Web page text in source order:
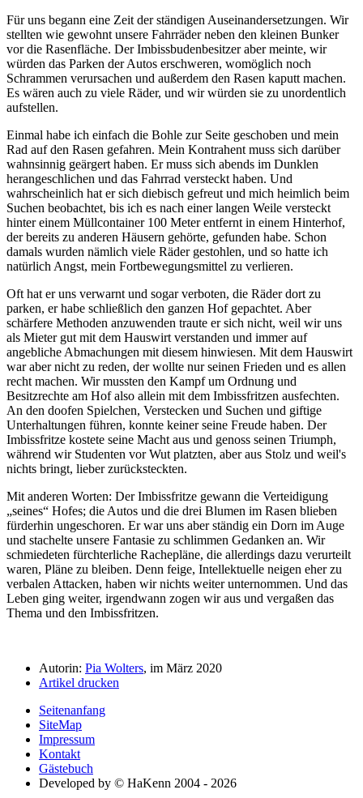
Für uns begann eine Zeit der ständigen Auseinandersetzungen. Wir
stellten wie gewohnt unsere Fahrräder neben den kleinen Bunker
vor die Rasenfläche. Der Imbissbudenbesitzer aber meinte, wir
würden das Parken der Autos erschweren, womöglich noch
Schrammen verursachen und außerdem den Rasen kaputt machen.
Es wären auch zu viele Räder, und wir würden sie zu unordentlich
aufstellen.
Einmal habe ich einfach die Bohle zur Seite geschoben und mein
Rad auf den Rasen gefahren. Mein Kontrahent muss sich darüber
wahnsinnig geärgert haben. Er muss sich abends im Dunklen
herangeschlichen und das Fahrrad versteckt haben. Und
wahrscheinlich hat er sich diebisch gefreut und mich heimlich beim
Suchen beobachtet, bis ich es nach einer langen Weile versteckt
hinter einem Müllcontainer 100 Meter entfernt in einem Hinterhof,
der bereits zu anderen Häusern gehörte, gefunden habe. Schon
damals wurden nämlich viele Räder gestohlen, und so hatte ich
natürlich Angst, mein Fortbewegungsmittel zu verlieren.
Oft hat er uns verwarnt und sogar verboten, die Räder dort zu
parken, er habe schließlich den ganzen Hof gepachtet. Aber
schärfere Methoden anzuwenden traute er sich nicht, weil wir uns
als Mieter gut mit dem Hauswirt verstanden und immer auf
angebliche Abmachungen mit diesem hinwiesen. Mit dem Hauswirt
war aber nicht zu reden, der wollte nur seinen Frieden und es allen
recht machen. Wir mussten den Kampf um Ordnung und
Besitzrechte am Hof also allein mit dem Imbissfritzen ausfechten.
An den doofen Spielchen, Verstecken und Suchen und giftige
Unterhaltungen führen, konnte keiner seine Freude haben. Der
Imbissfritze kostete seine Macht aus und genoss seinen Triumph,
während wir Studenten vor Wut platzten, aber aus Stolz und weil's
nichts bringt, lieber zurücksteckten.
Mit anderen Worten: Der Imbissfritze gewann die Verteidigung
seines
Hofes; die Autos und die drei Blumen im Rasen blieben
fürderhin ungeschoren. Er war uns aber ständig ein Dorn im Auge
und stachelte unsere Fantasie zu schlimmen Gedanken an. Wir
schmiedeten fürchterliche Rachepläne, die allerdings dazu verurteilt
waren, Pläne zu bleiben. Denn feige, Intellektuelle neigen eher zu
verbalen Attacken, haben wir nichts weiter unternommen. Und das
Leben ging weiter, irgendwann zogen wir aus und vergaßen das
Thema und den Imbissfritzen.
Autorin: Pia Wolters, im März 2020
Artikel drucken
Seitenanfang
SiteMap
Impressum
Kontakt
Gästebuch
Developed by © HaKenn 2004 - 2026